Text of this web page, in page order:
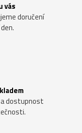
vás
doručení
a dostupnost